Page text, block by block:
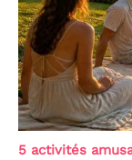
5 activités